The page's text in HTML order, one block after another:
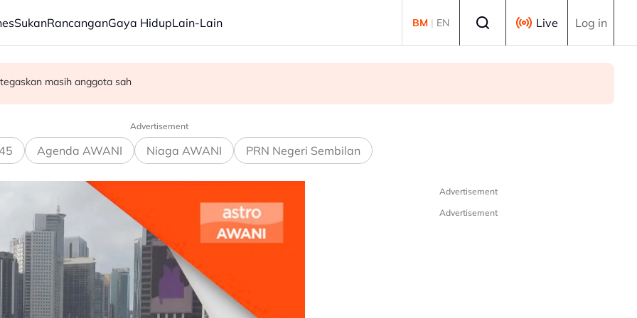
SukanRancanganGaya HidupLain-Lain BM | EN Live Log in
menjelang 2030 - Amirudin
masih anggota sah
milik bekas kepimpinan tertinggi TH
Advertisement
Agenda AWANI Niaga AWANI PRN Negeri Sembilan
Advertisement
Advertisement